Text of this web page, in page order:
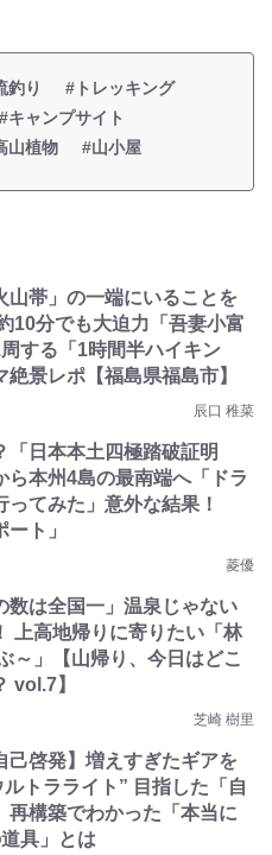
釣り
#トレッキング
#キャンプサイト
山植物 #山小屋
山帯」の一端にいることを
10分でも大迫力「吾妻小富
する「1時間半ハイキン
絶景レポ【福島県福島市】
辰口 稚菜
「日本本土四極踏破証明
ら本州4島の最南端へ「ドラ
ってみた」意外な結果！
ート」
菱優
数は全国一」温泉じゃない
上高地帰りに寄りたい「林
～」【山帰り、今日はどこ
vol.7】
芝崎 樹里
己啓発】増えすぎたギアを
トラライト” 目指した「自
再構築でわかった「本当に
具」とは